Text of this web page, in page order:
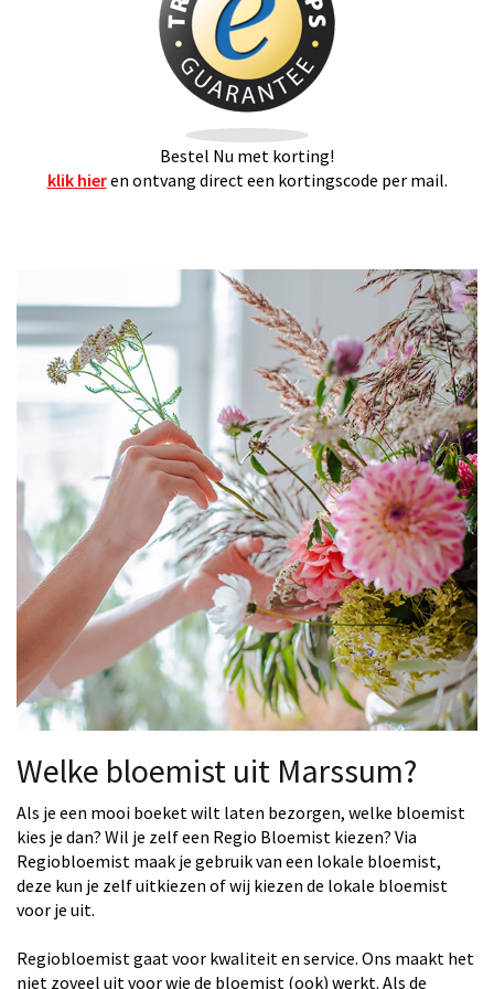
Bestel Nu met korting!
klik hieren ontvang direct een kortingscode per mail.
Welke bloemist uit Marssum?
Als je een mooi boeket wilt laten bezorgen, welke bloemist
kies je dan? Wil je zelf een Regio Bloemist kiezen? Via
Regiobloemist maak je gebruik van een lokale bloemist,
deze kun je zelf uitkiezen of wij kiezen de lokale bloemist
voor je uit.
Regiobloemist gaat voor kwaliteit en service. Ons maakt het
niet zoveel uit voor wie de bloemist (ook) werkt. Als de